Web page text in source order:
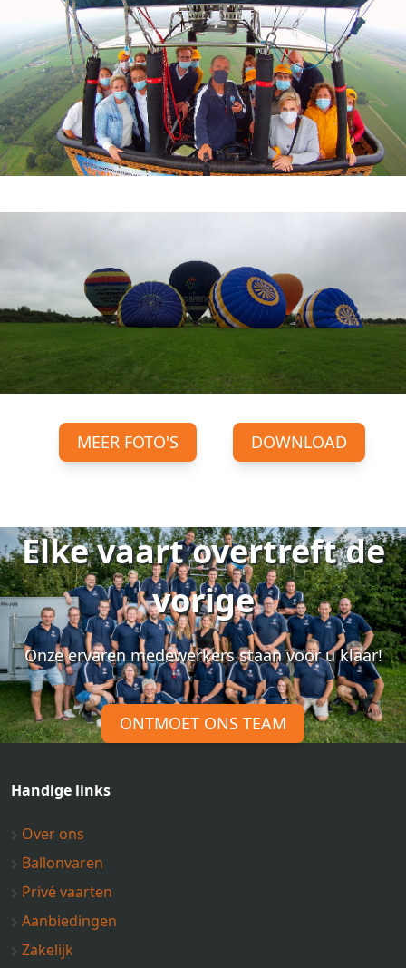
MEER FOTO'S DOWNLOAD
Elke vaart overtreft de
vorige
Onze ervaren medewerkers staan voor u klaar!
ONTMOET ONS TEAM
Handige links
Over ons
Ballonvaren
Privé vaarten
Aanbiedingen
Zakelijk